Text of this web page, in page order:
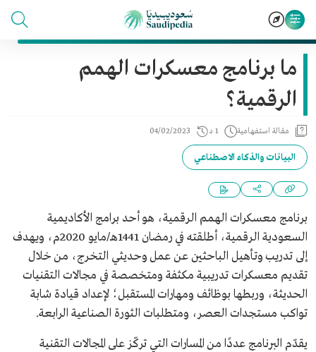
ما برنامج معسكرات الهمم
الرقمية؟
مقالة استفهامية 1 د 04/02/2023
البيانات والذكاء الاصطناعي
برنامج معسكرات الهمم الرقمية، هو أحد برامج الأكاديمية
السعودية الرقمية، أطلقته في رمضان 1441هـ/مايو 2020م، ويهدف
إلى تدريب وتأهيل الباحثين عن عمل وحديثي التخرج، من خلال
تقديم معسكرات تدريبية مكثفة ومتخصصة في مجالات التقنيات
الحديثة، وربطها بوظائف ومهارات المستقبل؛ لإعداد قيادة شابة
تواكب مستجدات العصر، ومتطلبات الثورة الصناعية الرابعة.
يقدّم البرنامج عددًا من المسارات التي تركّز على المجالات التقنية